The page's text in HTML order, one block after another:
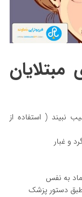
مبتلایان
نبیند ( استفاده از
و غبار
به نفس
دستور پزشک